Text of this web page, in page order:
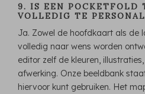
9. IS EEN POCKETFOLD
VOLLEDIG TE
Ja. Zowel de hoofdkaart als de
volledig naar wens worden
editor zelf de kleuren,
afwerking. Onze beeldbank
hiervoor kunt gebruiken. Het